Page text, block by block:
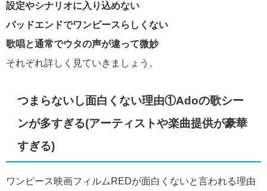
設定やシナリオに入り込めない
バッドエンドでワンピースらしくない
歌唱と通常でウタの声が違って微妙
それぞれ詳しく見ていきましょう。
つまらないし面白くない理由①Adoの歌シー
ンが多すぎる(アーティストや楽曲提供が豪華
すぎる)
ワンピース映画フィルムREDが面白くないと言われる理由